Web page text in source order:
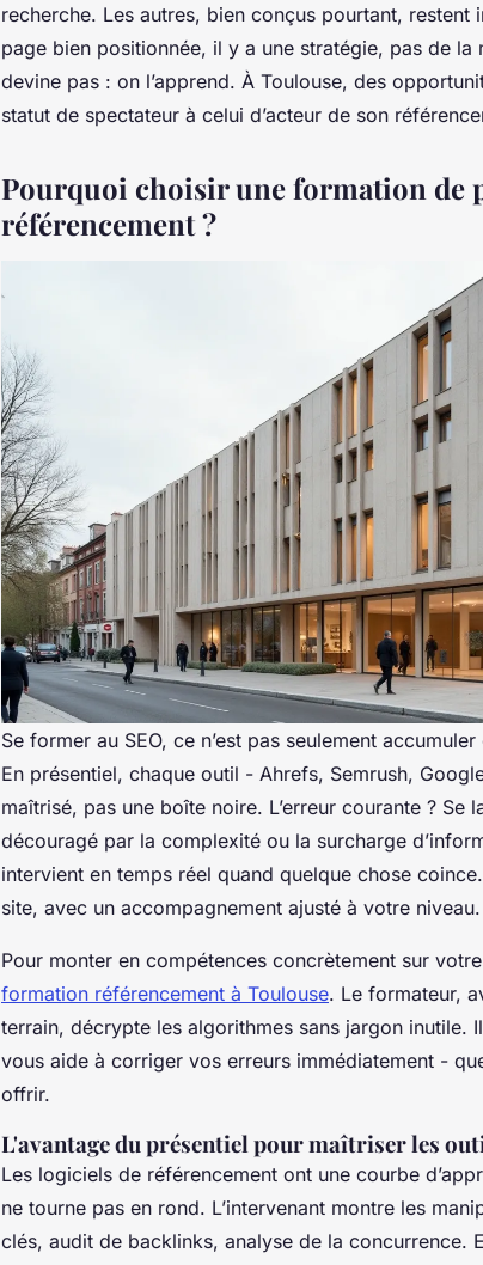
recherche. Les autres, bien conçus pourtant, restent
page bien positionnée, il y a une stratégie, pas de la
devine pas : on l’apprend. À Toulouse, des
statut de spectateur à celui d’acteur de son
Pourquoi choisir une formation de
référencement ?
Se former au SEO, ce n’est pas seulement
En présentiel, chaque outil - Ahrefs, Semrush,
maîtrisé, pas une boîte noire. L’erreur courante ? Se
découragé par la complexité ou la surcharge
intervient en temps réel quand quelque chose
site, avec un accompagnement ajusté à votre niveau.
Pour monter en compétences concrètement sur
formation référencement à Toulouse. Le formateur,
terrain, décrypte les algorithmes sans jargon inutile.
vous aide à corriger vos erreurs immédiatement -
offrir.
L'avantage du présentiel pour maîtriser les
Les logiciels de référencement ont une courbe
ne tourne pas en rond. L’intervenant montre les
clés, audit de backlinks, analyse de la concurrence.